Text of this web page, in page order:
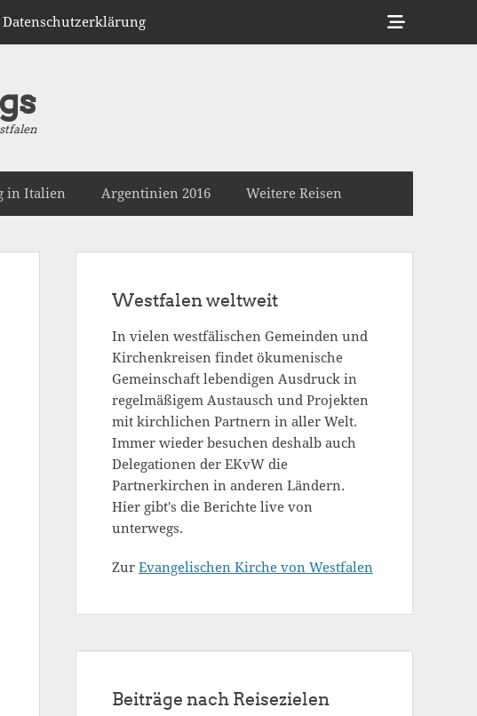
Datenschutzerklärung
Show
Header
in Italien Argentinien 2016 Weitere Reisen
Westfalen weltweit
In vielen westfälischen Gemeinden und
Kirchenkreisen findet ökumenische
Gemeinschaft lebendigen Ausdruck in
regelmäßigem Austausch und Projekten
mit kirchlichen Partnern in aller Welt.
Immer wieder besuchen deshalb auch
Delegationen der EKvW die
Partnerkirchen in anderen Ländern.
Hier gibt's die Berichte live von
unterwegs.
Zur Evangelischen Kirche von Westfalen
Beiträge nach Reisezielen